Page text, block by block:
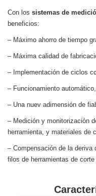
Con los sistemas de
beneficios:
– Máximo ahorro de tiempo
– Máxima calidad de
– Implementación de ciclos
– Funcionamiento
– Una nuev adimensión de
– Medición y monitorización
herramienta, y materiales de
– Compensación de la deriva
filos de herramientas de corte